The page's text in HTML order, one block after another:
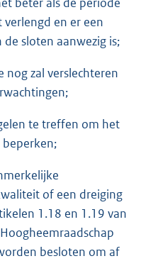
en er een
sloten aanwezig is;
nog zal verslechteren
te treffen om het
of een dreiging
1.18 en 1.19 van
besloten om af